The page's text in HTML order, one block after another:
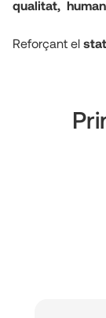
qualitat,
Reforçant el